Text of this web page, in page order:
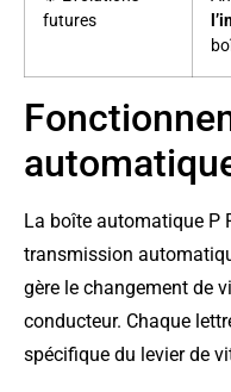
futures
La boîte automatique P
transmission
gère le changement de
conducteur. Chaque
spécifique du levier de